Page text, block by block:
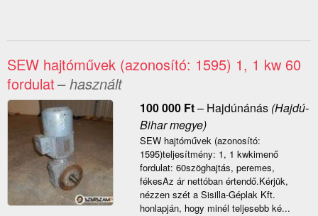
SEW hajtóművek (azonosító: 1595) 1, 1 kw 60
fordulat– használt
100 000 Ft– Hajdúnánás(Hajdú-
Bihar megye)
SEW hajtóművek (azonosító:
1595)teljesítmény: 1, 1 kwkimenő
fordulat: 60szöghajtás, peremes,
fékesAz ár nettóban értendő.Kérjük,
nézzen szét a Sisilla-Géplak Kft.
honlapján, hogy minél teljesebb ké...